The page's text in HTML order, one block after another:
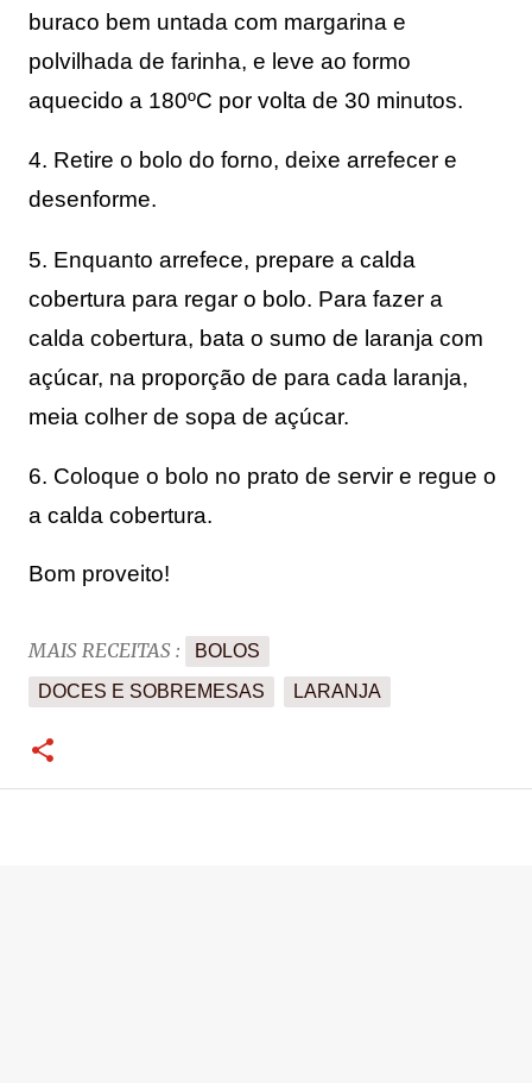
buraco bem untada com margarina e
polvilhada de farinha, e leve ao formo
aquecido a 180ºC por volta de 30 minutos.
4. Retire o bolo do forno, deixe arrefecer e
desenforme.
5. Enquanto arrefece, prepare a calda
cobertura para regar o bolo. Para fazer a
calda cobertura, bata o sumo de laranja com
açúcar, na proporção de para cada laranja,
meia colher de sopa de açúcar.
6. Coloque o bolo no prato de servir e regue o
a calda cobertura.
Bom proveito!
MAIS RECEITAS :
BOLOS
DOCES E SOBREMESAS
LARANJA